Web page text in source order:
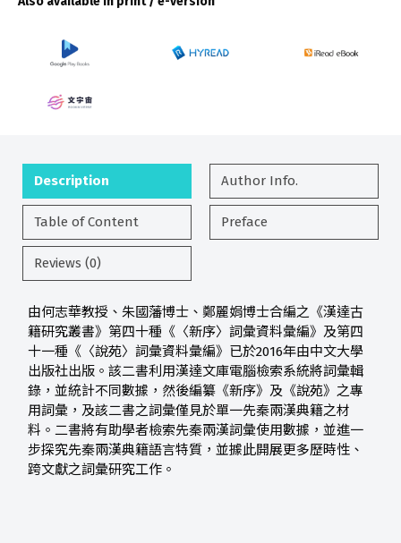
Description Author Info.
Table of Content Preface
Reviews (0)
由何志華教授、朱國藩博士、鄭麗娟博士合編之《漢達古
籍研究叢書》第四十種《〈新序〉詞彙資料彙編》及第四
十一種《〈說苑〉詞彙資料彙編》已於2016年由中文大學
出版社出版。該二書利用漢達文庫電腦檢索系統將詞彙輯
錄，並統計不同數據，然後編纂《新序》及《說苑》之專
用詞彙，及該二書之詞彙僅見於單一先秦兩漢典籍之材
料。二書將有助學者檢索先秦兩漢詞彙使用數據，並進一
步探究先秦兩漢典籍語言特質，並據此開展更多歷時性、
跨文獻之詞彙研究工作。